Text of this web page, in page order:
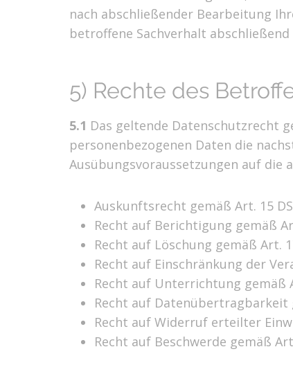
nach abschließender Bearbeitung
betroffene Sachverhalt
5) Rechte des
5.1 Das geltende Datenschutzrecht
personenbezogenen Daten die
Ausübungsvoraussetzungen auf die
Auskunftsrecht gemäß Art. 15
Recht auf Berichtigung gemäß
Recht auf Löschung gemäß Art.
Recht auf Einschränkung der
Recht auf Unterrichtung gemäß
Recht auf Datenübertragbarkeit
Recht auf Widerruf erteilter
Recht auf Beschwerde gemäß